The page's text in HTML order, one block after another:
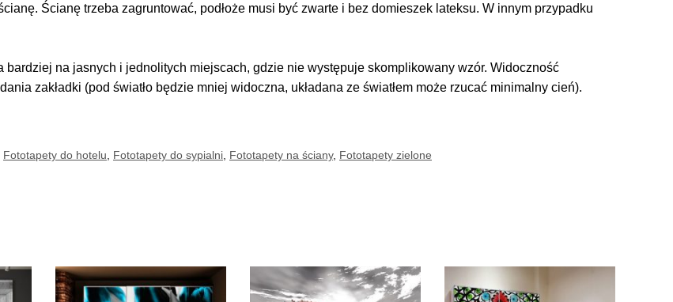
Ścianę trzeba zagruntować, podłoże musi być zwarte i bez domieszek lateksu. W innym przypadku
bardziej na jasnych i jednolitych miejscach, gdzie nie występuje skomplikowany wzór. Widoczność
zakładki (pod światło będzie mniej widoczna, układana ze światłem może rzucać minimalny cień).
Fototapety do hotelu Fototapety do sypialni Fototapety na ściany, Fototapety zielone